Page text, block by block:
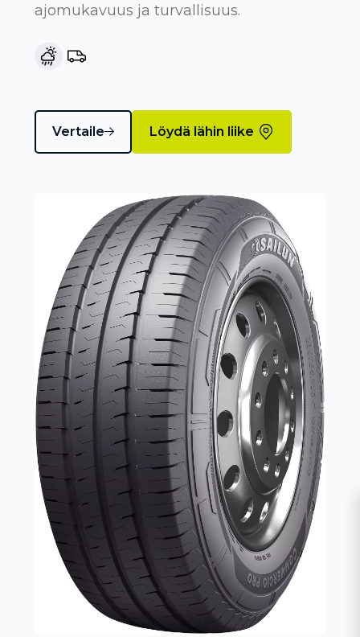
ajomukavuus ja turvallisuus.
Vertaile Löydä lähin liike